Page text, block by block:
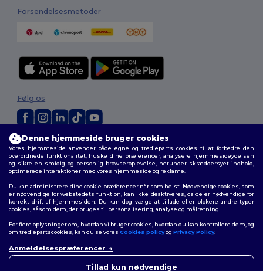
Forsendelsesmetoder
2026. Alle rettigheder forbeholdes
Vilkår og Betingelser| Tilpasset politik|Fortrolighedspolitik|Politik for
cookies|Sitemap
Følg os
Denne hjemmeside bruger cookies
Vores hjemmeside anvender både egne og tredjeparts cookies til at forbedre den
overordnede funktionalitet, huske dine præferencer, analysere hjemmesideydelsen
og sikre en smidig og personlig browseroplevelse, herunder skræddersyet indhold,
optimerede interaktioner med vores hjemmeside og reklame.
Du kan administrere dine cookie-præferencer når som helst. Nødvendige cookies, som
er nødvendige for webstedets funktion, kan ikke deaktiveres, da de er nødvendige for
korrekt drift af hjemmesiden. Du kan dog vælge at tillade eller blokere andre typer
cookies, såsom dem, der bruges til personalisering, analyse og målretning.
For flere oplysninger om, hvordan vi bruger cookies, hvordan du kan kontrollere dem, og
om tredjepartscookies, kan du se vores Cookies policyog Privacy Policy.
Anmeldelsespræferencer
Tillad kun nødvendige